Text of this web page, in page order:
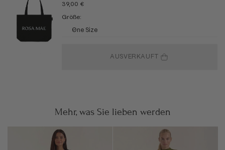
ANGEBOT
39,00 €
Größe:
One Size
AUSVERKAUFT
Mehr, was Sie lieben werden